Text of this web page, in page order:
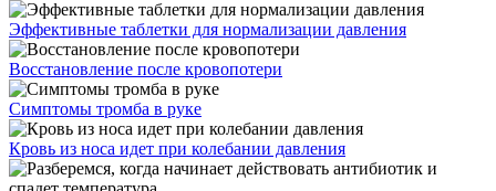
Эффективные таблетки для нормализации давления
Восстановление после кровопотери
Симптомы тромба в руке
Кровь из носа идет при колебании давления